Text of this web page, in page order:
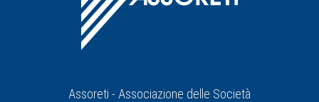
Assoreti - Associazione delle Società